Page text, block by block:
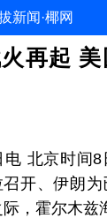
新闻·椰网
再起
北京时间8
开、伊朗
，霍尔木兹